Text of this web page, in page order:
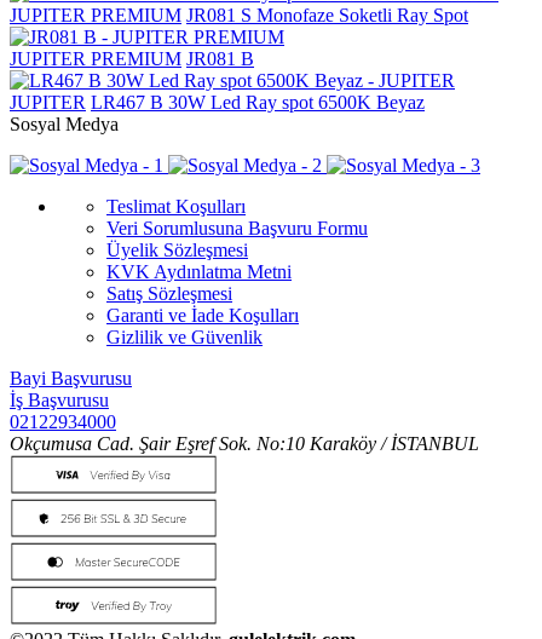
JUPITER PREMIUM JR081 S Monofaze Soketli Ray Spot
JUPITER PREMIUM JR081 B
JUPITER LR467 B 30W Led Ray spot 6500K Beyaz
Sosyal Medya
Teslimat Koşulları
Veri Sorumlusuna Başvuru Formu
Üyelik Sözleşmesi
KVK Aydınlatma Metni
Satış Sözleşmesi
Garanti ve İade Koşulları
Gizlilik ve Güvenlik
Bayi Başvurusu
İş Başvurusu
02122934000
Okçumusa Cad. Şair Eşref Sok. No:10 Karaköy / İSTANBUL